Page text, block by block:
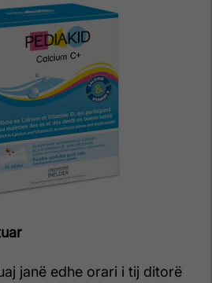
janë edhe orari i tij ditorë